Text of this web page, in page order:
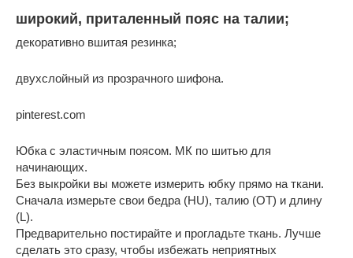
широкий, приталенный пояс на талии;
декоративно вшитая резинка;
двухслойный из прозрачного шифона.
pinterest.com
Юбка с эластичным поясом. МК по шитью для
начинающих.
Без выкройки вы можете измерить юбку прямо на ткани.
Сначала измерьте свои бедра (HU), талию (ОТ) и длину
(L).
Предварительно постирайте и прогладьте ткань. Лучше
сделать это сразу, чтобы избежать неприятных